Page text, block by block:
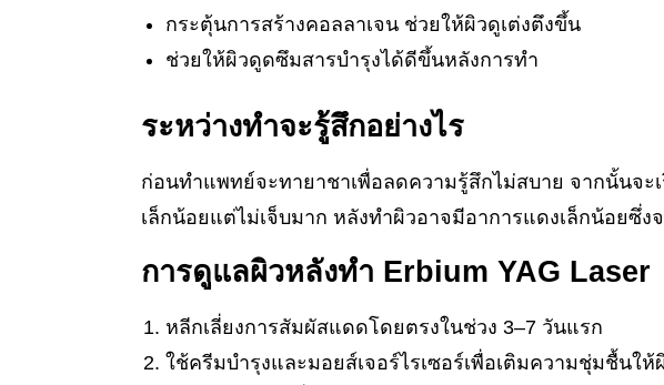
กระตุ้นการสร้างคอลลาเจน ช่วยให้ผิวดูเต่งตึงขึ้น
ช่วยให้ผิวดูดซึมสารบำรุงได้ดีขึ้นหลังการทำ
ระหว่างทำจะรู้สึกอย่างไร
ก่อนทำแพทย์จะทายาชาเพื่อลดความรู้สึกไม่สบาย จากนั้นจะ
เล็กน้อยแต่ไม่เจ็บมาก หลังทำผิวอาจมีอาการแดงเล็กน้อยซึ่ง
การดูแลผิวหลังทำ Erbium YAG Laser
หลีกเลี่ยงการสัมผัสแดดโดยตรงในช่วง 3–7 วันแรก
ใช้ครีมบำรุงและมอยส์เจอร์ไรเซอร์เพื่อเติมความชุ่มชื้นให้